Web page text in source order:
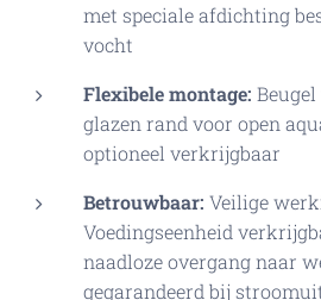
met speciale afdichting
vocht
Flexibele montage:
glazen rand voor open
optioneel verkrijgbaar
Betrouwbaar: Veilige
Voedingseenheid
naadloze overgang naar
gegarandeerd bij